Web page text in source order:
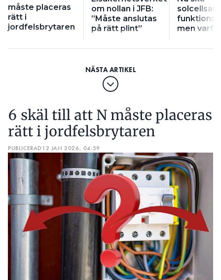
måste placeras
rätt i
jordfelsbrytaren
om nollan i JFB:
”Måste anslutas
på rätt plint”
men
6 skäl till att N måste placeras
rätt i jordfelsbrytaren
PUBLICERAD 12 JAN 2026, 04:59